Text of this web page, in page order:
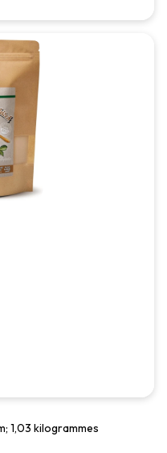
1,03 kilogrammes